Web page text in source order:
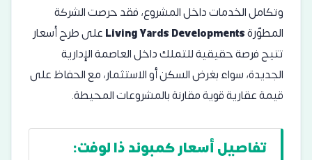
وتكامل الخدمات داخل المشروع، فقد حرصت الشركة
المطوّرةLiving Yards Developmentsعلى طرح أسعار
تتيح فرصة حقيقية للتملك داخل العاصمة الإدارية
الجديدة، سواء بغرض السكن أو الاستثمار، مع الحفاظ على
قيمة عقارية قوية مقارنة بالمشروعات المحيطة.
تفاصيل أسعار كمبوند ذا لوفت: